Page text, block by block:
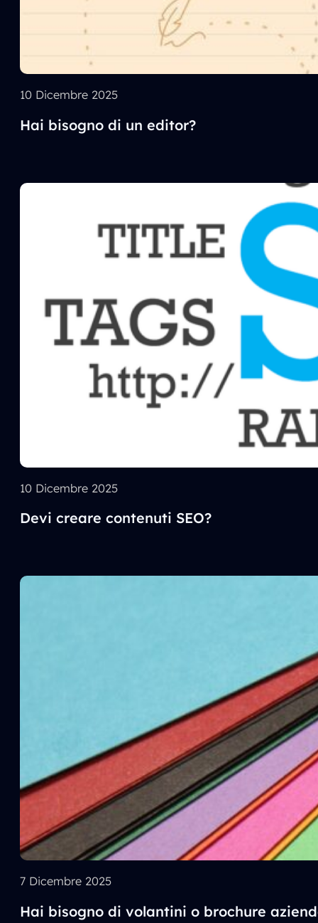
10 Dicembre 2025
Hai bisogno di un editor?
10 Dicembre 2025
Devi creare contenuti SEO?
7 Dicembre 2025
Hai bisogno di volantini o brochure